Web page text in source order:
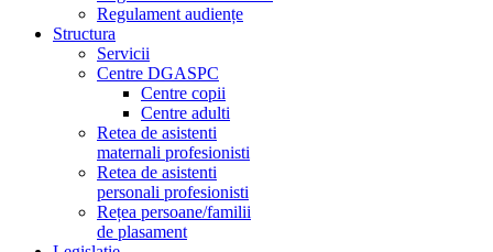
Regulament audiențe
Structura
Servicii
Centre DGASPC
Centre copii
Centre adulti
Retea de asistenti
maternali profesionisti
Retea de asistenti
personali profesionisti
Rețea persoane/familii
de plasament